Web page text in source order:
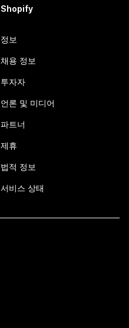
Shopify
정보
채용 정보
투자자
언론 및 미디어
파트너
제휴
법적 정보
서비스 상태